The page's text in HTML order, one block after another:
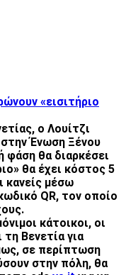
«εισιτήριο
ο Λουίτζι
Ένωση Ξένου
φάση θα διαρκέσει
θα έχει κόστος 5
κανείς μέσω
QR, τον οποίο
κάτοικοι, οι
Βενετία για
σε περίπτωση
στην πόλη, θα